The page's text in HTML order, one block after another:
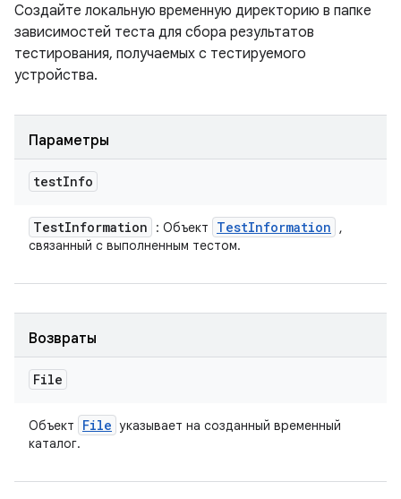
Создайте локальную временную директорию в папке
зависимостей теста для сбора результатов
тестирования, получаемых с тестируемого
устройства.
Параметры
testInfo
TestInformation : Объект TestInformation
,
связанный с выполненным тестом.
Возвраты
File
Объект File указывает на созданный временный
каталог.